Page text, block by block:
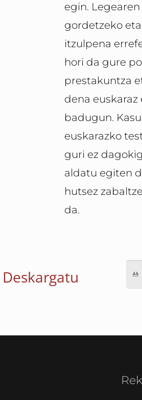
egin.
gordetzeko
itzulpena
hori da gure
prestakuntza
dena
badugun.
euskarazko
guri ez
aldatu egiten
hutsez
da.
Deskargatu